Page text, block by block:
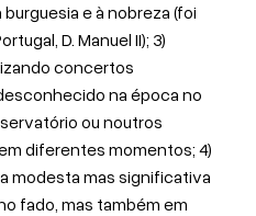
e à nobreza (foi
D. Manuel II); 3)
concertos
na época no
ou noutros
diferentes momentos; 4)
modesta mas significativa
fado, mas também em